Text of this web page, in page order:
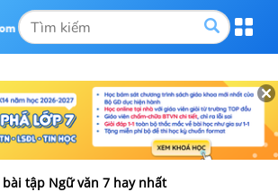
bài tập Ngữ văn 7 hay nhất